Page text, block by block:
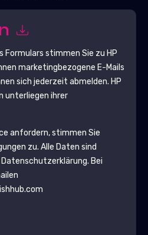
Formulars stimmen Sie zu HP
marketingbezogene E-Mails
sich jederzeit abmelden. HP
unterliegen ihrer
anfordern, stimmen Sie
zu. Alle Daten sind
Datenschutzerklärung. Bei